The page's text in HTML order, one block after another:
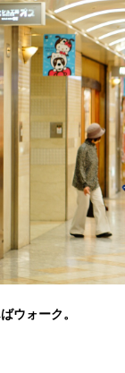
ウォーク。